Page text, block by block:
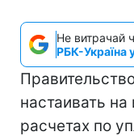
Не витрачай
РБК-Україна
настаивать
расчетах по